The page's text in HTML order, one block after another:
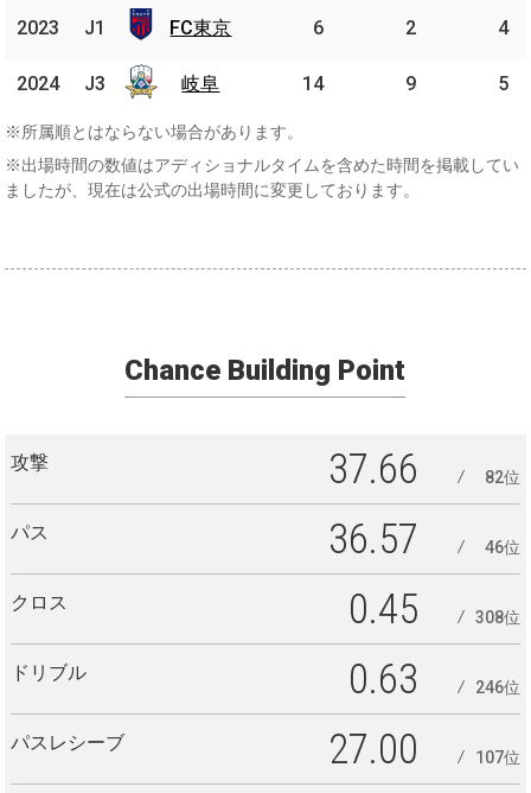
2023 J1
FC
東京
6 2 4
2024 J3 岐阜 14 9 5
2023 J1 FC東京
2024 J3 岐阜
※所属順とはならない場合があります。
※出場時間の数値はアディショナルタイムを含めた時間を掲載してい
ましたが、現在は公式の出場時間に変更しております。
Chance Building Point
攻撃 37.66 82位
パス 36.57 46位
クロス 0.45 308位
ドリブル 0.63 246位
パスレシーブ 27.00 107位